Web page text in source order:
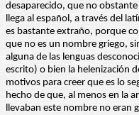
desaparecido, que no
llega al español, a través del
es bastante extraño, porque
que no es un nombre griego,
alguna de las lenguas
escrito) o bien la helenización
motivos para creer que es lo
hecho de que, al menos en la
llevaban este nombre no eran